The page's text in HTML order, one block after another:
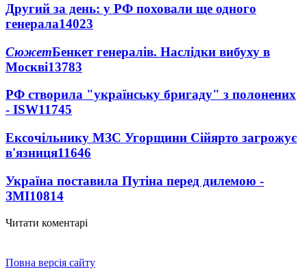
Другий за день: у РФ поховали ще одного
генерала14023
СюжетБенкет генералів. Наслідки вибуху в
Москві13783
РФ створила "українську бригаду" з полонених
- ISW11745
Ексочільнику МЗС Угорщини Сійярто загрожує
в'язниця11646
Україна поставила Путіна перед дилемою -
ЗМІ10814
Читати коментарі
Повна версія сайту